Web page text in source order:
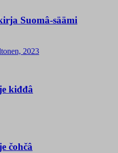
Suomâ-säämi
2023
kiđđâ
čohčâ